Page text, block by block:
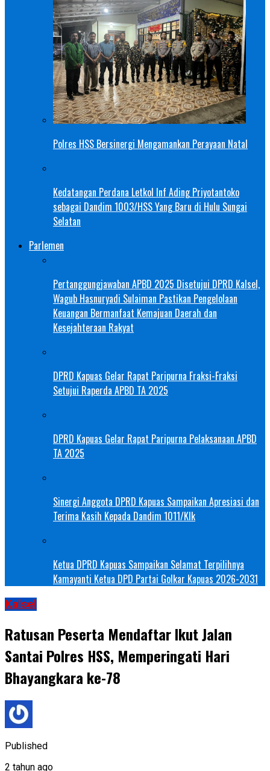
Polres HSS Bersinergi Mengamankan Perayaan Natal
Kedatangan Perdana Letkol Inf Ading Priyotantoko
sebagai Dandim 1003/HSS Yang Baru di Hulu Sungai
Selatan
Parlemen
Pertanggungjawaban APBD 2025 Disetujui DPRD Kalsel,
Wagub Hasnuryadi Sulaiman Pastikan Pengelolaan
Keuangan Bermanfaat Kemajuan Daerah dan
Kesejahteraan Rakyat
DPRD Kapuas Gelar Rapat Paripurna Fraksi-Fraksi
Setujui Raperda APBD TA 2025
DPRD Kapuas Gelar Rapat Paripurna Pelaksanaan APBD
TA 2025
Sinergi Anggota DPRD Kapuas Sampaikan Apresiasi dan
Terima Kasih Kepada Dandim 1011/Klk
Ketua DPRD Kapuas Sampaikan Selamat Terpilihnya
Kamayanti Ketua DPD Partai Golkar Kapuas 2026-2031
Kalsel
Ratusan Peserta Mendaftar Ikut Jalan
Santai Polres HSS, Memperingati Hari
Bhayangkara ke-78
Published
2 tahun ago